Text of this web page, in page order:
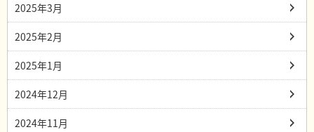
2025年3月
2025年2月
2025年1月
2024年12月
2024年11月